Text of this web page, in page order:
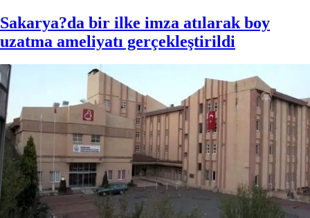
Sakarya?da bir ilke imza atılarak boy
uzatma ameliyatı gerçekleştirildi